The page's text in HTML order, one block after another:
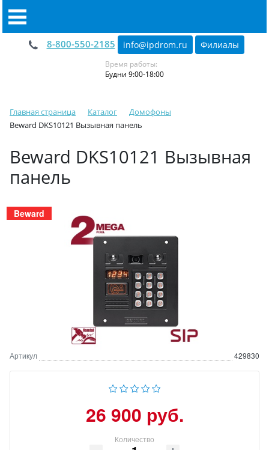
8-800-550-2185 info@ipdrom.ru Филиалы
Время работы:
Будни 9:00-18:00
Главная страница Каталог
Домофоны
Beward DKS10121 Вызывная панель
Beward DKS10121 Вызывная
панель
Beward
Артикул 429830
26 900 руб.
Количество